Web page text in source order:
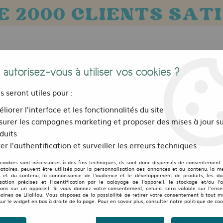
Bijoux, sacs et accessoires Pour les
>Jupe réversible Denim style Japan courte
LILALILOU
Jupe réversible Denim
autorisez-vous à utiliser vos cookies ?
seront utiles pour :
l'interface et les fonctionnalités du site
les campagnes marketing et proposer des mises à jour
l'authentification et surveiller les erreurs techniques
sont nécessaires à des fins techniques, ils sont donc dispensés de
peuvent être utilisés pour la personnalisation des annonces et du contenu, la
et du contenu, la connaissance de l'audience et le développement de produits, les
précises et l'identification par le balayage de l'appareil, le stockage et/ou
sur un appareil. Si vous donnez votre consentement, celui-ci sera valable sur
de Lilalilou. Vous disposez de la possibilité de retirer votre consentement à tout
le widget en bas à droite de la page. Pour en savoir plus, consulter notre politique de